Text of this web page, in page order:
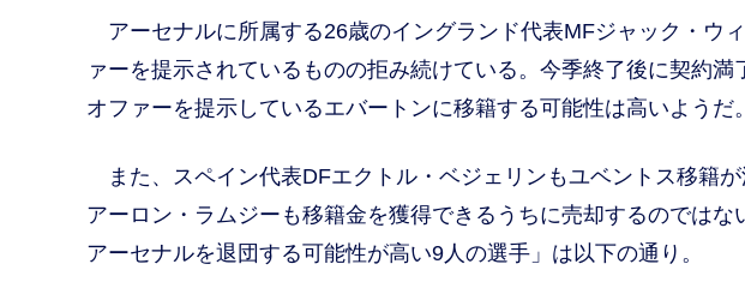
アーセナルに所属する26歳のイングランド代表MFジャック・ウ
ァーを提示されているものの拒み続けている。今季終了後に契約
オファーを提示しているエバートンに移籍する可能性は高いようだ。
また、スペイン代表DFエクトル・ベジェリンもユベントス移籍
アーロン・ラムジーも移籍金を獲得できるうちに売却するのでは
アーセナルを退団する可能性が高い9人の選手」は以下の通り。